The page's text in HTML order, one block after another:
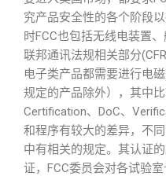
究产品安全性的各个阶段
时FCC也包括无线电装置
联邦通讯法规相关部分
电子类产品都需要进行电
规定的产品除外），其中
Certification、DoC、
和程序有较大的差异，不
中有相关的规定。其认证
证，FCC委员会对各试验